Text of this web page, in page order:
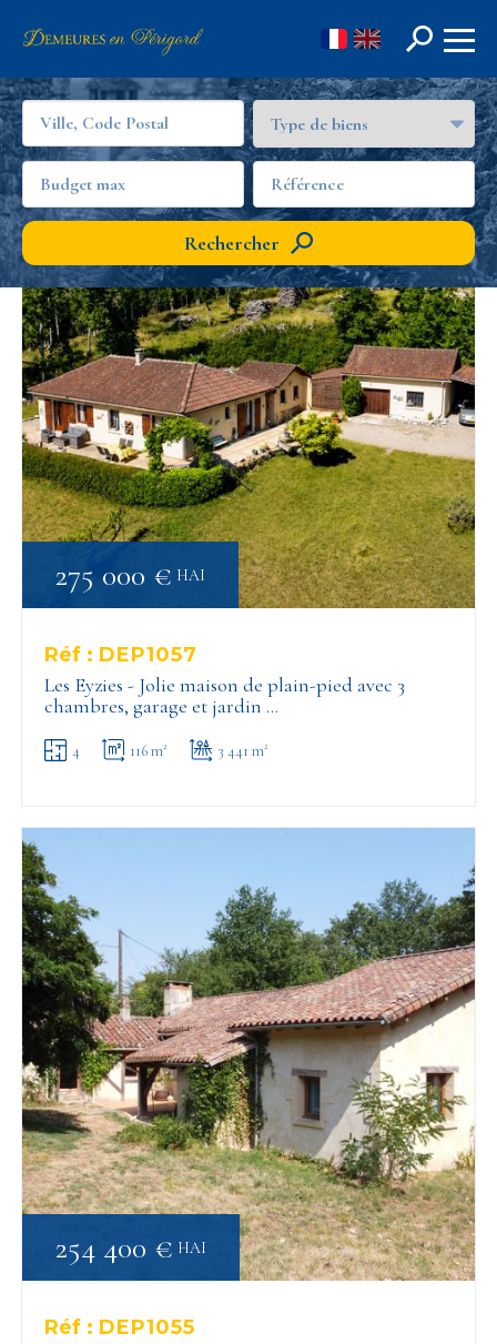
FR EN
Rechercher
NOS NOUVEAUTÉS
Réf : DEP1057
Les Eyzies - Jolie maison de plain-pied avec 3
chambres, garage et jardin …
4 116 m² 3 441 m²
275 000 € HAI
Réf : DEP1055
254 400 € HAI